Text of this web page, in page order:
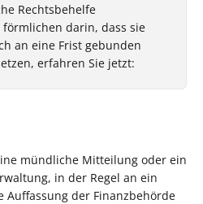
Rechtsbehelfe
darin, dass sie
an eine Frist gebunden
erfahren Sie jetzt:
mündliche Mitteilung oder ein
in der Regel an ein
Auffassung der Finanzbehörde